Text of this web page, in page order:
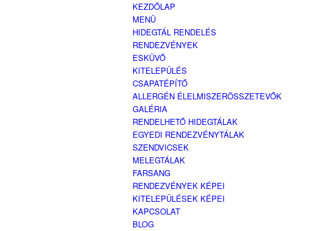
KEZDŐLAP
MENÜ
HIDEGTÁL RENDELÉS
RENDEZVÉNYEK
ESKÜVŐ
KITELEPÜLÉS
CSAPATÉPÍTŐ
ALLERGÉN ÉLELMISZERÖSSZETEVŐK
GALÉRIA
RENDELHETŐ HIDEGTÁLAK
EGYEDI RENDEZVÉNYTÁLAK
SZENDVICSEK
MELEGTÁLAK
FARSANG
RENDEZVÉNYEK KÉPEI
KITELEPÜLÉSEK KÉPEI
KAPCSOLAT
BLOG